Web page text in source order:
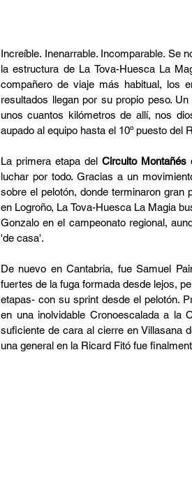
Increíble. Inenarrable. Incomparable. Se
la estructura de La Tova-Huesca La
compañero de viaje más habitual, los
resultados llegan por su propio peso.
unos cuantos kilómetros de allí, nos
aupado al equipo hasta el 10º puesto del
La primera etapa del Circuito Montañés
luchar por todo. Gracias a un
sobre el pelotón, donde terminaron
en Logroño, La Tova-Huesca La Magia
Gonzalo en el campeonato regional,
'de casa'.
De nuevo en Cantabria, fue Samuel
fuertes de la fuga formada desde lejos,
etapas- con su sprint desde el pelotón.
en una inolvidable Cronoescalada a la
suficiente de cara al cierre en Villasana
una general en la Ricard Fitó fue